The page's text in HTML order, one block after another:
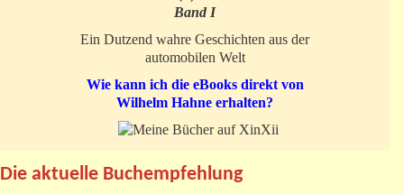
Band I
Ein Dutzend wahre Geschichten aus der
automobilen Welt
Wie kann ich die eBooks direkt von
Wilhelm Hahne erhalten?
Die aktuelle Buchempfehlung